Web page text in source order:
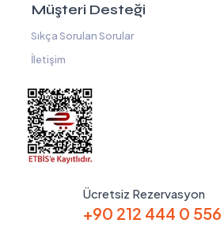
Müşteri Desteği
Sıkça Sorulan Sorular
İletişim
Ücretsiz Rezervasyon
+90 212 444 0 556